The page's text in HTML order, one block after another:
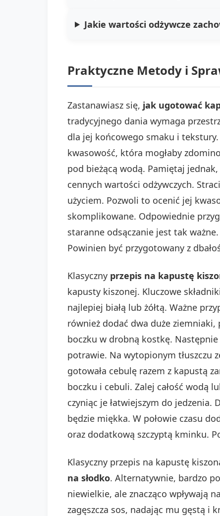
Jakie wartości odżywcze
Praktyczne Metody i
Zastanawiasz się, jak ugotować
tradycyjnego dania wymaga
dla jej końcowego smaku i
kwasowość, która mogłaby
pod bieżącą wodą. Pamiętaj
cennych wartości odżywczych.
użyciem. Pozwoli to ocenić jej
skomplikowane. Odpowiednie
staranne odsączanie jest tak
Powinien być przygotowany z
Klasyczny przepis na kapustę
kapusty kiszonej. Kluczowe
najlepiej białą lub żółtą. Ważne
również dodać dwa duże
boczku w drobną kostkę.
potrawie. Na wytopionym tłuszczu
gotowała cebulę razem z kapustą
boczku i cebuli. Zalej całość wodą
czyniąc je łatwiejszym do jedzenia.
będzie miękka. W połowie czasu
oraz dodatkową szczyptą kminku.
Klasyczny przepis na kapustę
na słodko. Alternatywnie, bardzo
niewielkie, ale znacząco wpływają
zagęszcza sos, nadając mu gęstą i